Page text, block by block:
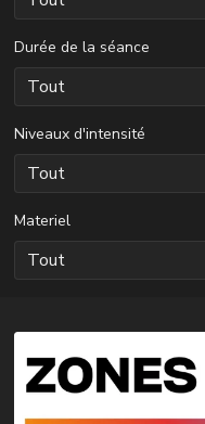
Durée de la séance
Niveaux d'intensité
Materiel